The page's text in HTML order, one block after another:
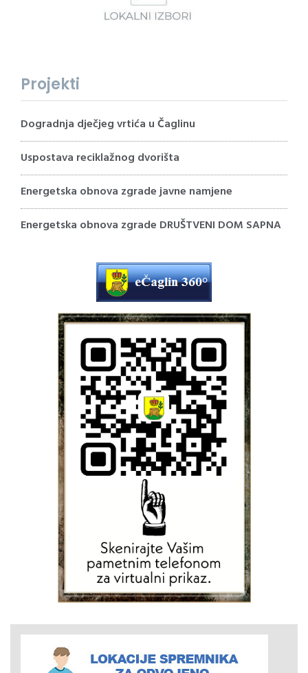
Projekti
Dogradnja dječjeg vrtića u Čaglinu
Uspostava reciklažnog dvorišta
Energetska obnova zgrade javne namjene
Energetska obnova zgrade DRUŠTVENI DOM SAPNA